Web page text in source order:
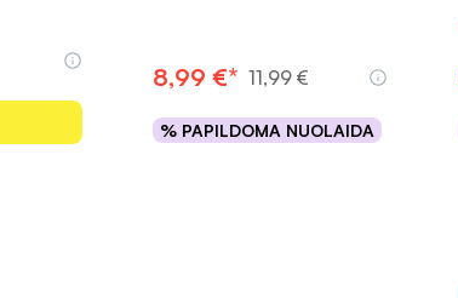
8,99 €* 11,99 €
% PAPILDOMA NUOLAIDA
Į krepšelį